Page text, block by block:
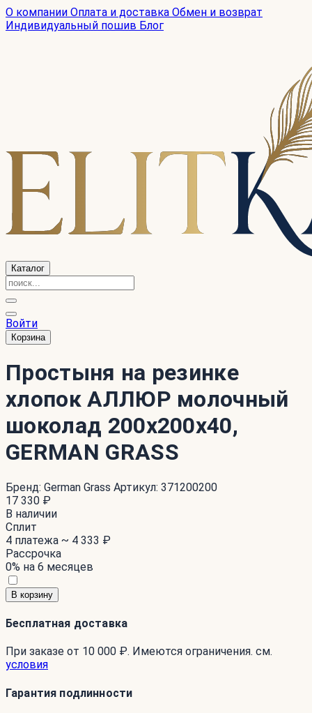
О компании Оплата и доставка Обмен и возврат
Индивидуальный пошив Блог
Каталог
Войти
Корзина
Простыня на резинке
хлопок АЛЛЮР молочный
шоколад 200x200x40,
GERMAN GRASS
Бренд: German Grass Артикул: 371200200
17 330 ₽
В наличии
Сплит
4 платежа ~ 4 333 ₽
Рассрочка
0% на 6 месяцев
В корзину
Бесплатная доставка
При заказе от 10 000 ₽. Имеются ограничения. см.
условия
Гарантия подлинности